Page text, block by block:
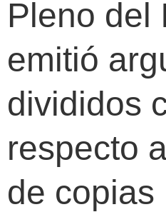
Pleno del
emitió
divididos
respecto
de copias